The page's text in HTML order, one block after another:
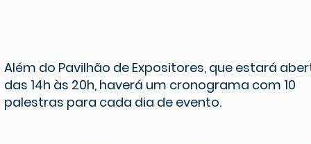
Além do Pavilhão de Expositores, que estará
das 14h às 20h, haverá um cronograma com 10
palestras para cada dia de evento.